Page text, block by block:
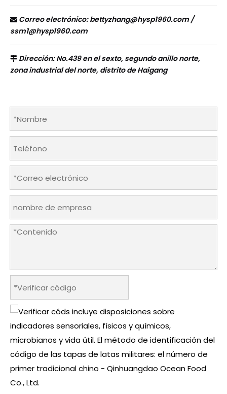
 Correo electrónico:bettyzhang@hysp1960.com/
ssm1@hysp1960.com
 Dirección: No.439 en el sexto, segundo anillo norte,
zona industrial del norte, distrito de Haigang